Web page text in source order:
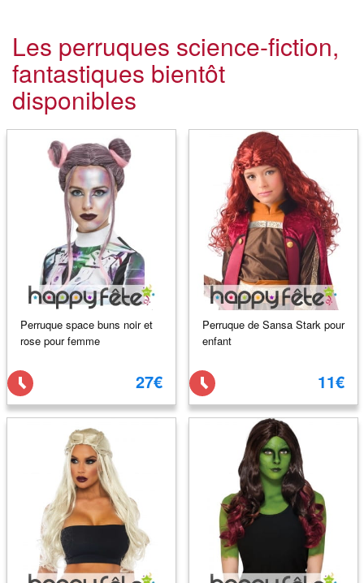
Les perruques science-fiction,
fantastiques bientôt
disponibles
Perruque space buns noir et
rose pour femme
27€
Perruque de Sansa Stark pour
enfant
11€